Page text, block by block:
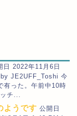
日 2022年11月6日
JE2UFF_Toshi 今
有った。午前中10時
チ...
ようです 公開日